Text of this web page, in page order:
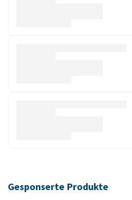
Gesponserte Produkte